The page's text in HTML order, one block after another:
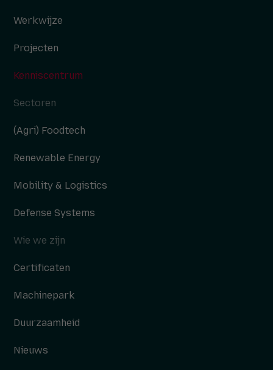
Werkwijze
Projecten
Kenniscentrum
Sectoren
(Agri) Foodtech
Renewable Energy
Mobility & Logistics
Defense Systems
Wie we zijn
Certificaten
Machinepark
Duurzaamheid
Nieuws